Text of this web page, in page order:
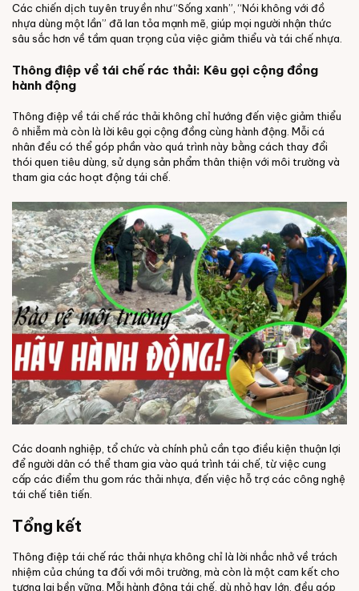
Các chiến dịch tuyên truyền như “Sống xanh”, “Nói không với đồ
nhựa dùng một lần” đã lan tỏa mạnh mẽ, giúp mọi người nhận thức
sâu sắc hơn về tầm quan trọng của việc giảm thiểu và tái chế nhựa.
Thông điệp về tái chế rác thải: Kêu gọi cộng đồng
hành động
Thông điệp về tái chế rác thải không chỉ hướng đến việc giảm thiểu
ô nhiễm mà còn là lời kêu gọi cộng đồng cùng hành động. Mỗi cá
nhân đều có thể góp phần vào quá trình này bằng cách thay đổi
thói quen tiêu dùng, sử dụng sản phẩm thân thiện với môi trường và
tham gia các hoạt động tái chế.
Các doanh nghiệp, tổ chức và chính phủ cần tạo điều kiện thuận lợi
để người dân có thể tham gia vào quá trình tái chế, từ việc cung
cấp các điểm thu gom rác thải nhựa, đến việc hỗ trợ các công nghệ
tái chế tiên tiến.
Tổng kết
Thông điệp tái chế rác thải nhựa không chỉ là lời nhắc nhở về trách
nhiệm của chúng ta đối với môi trường, mà còn là một cam kết cho
tương lai bền vững. Mỗi hành động tái chế, dù nhỏ hay lớn, đều góp